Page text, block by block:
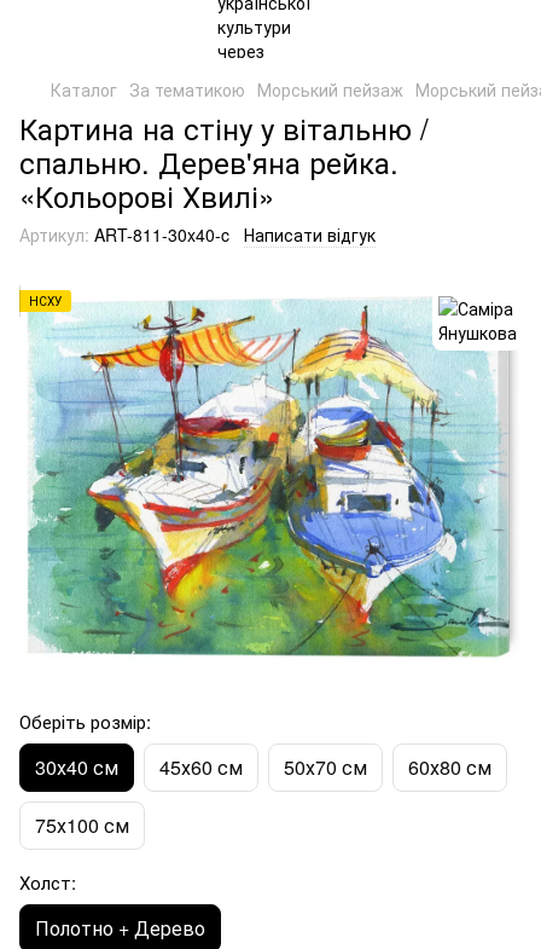
Каталог За тематикою Морський пейзаж Морський
Картина на стіну у вітальню /
спальню. Дерев'яна рейка.
«Кольорові Хвилі»
Артикул: ART-811-30x40-c Написати відгук
НСХУ
Оберіть розмір:
30х40 см 45х60 см 50х70 см 60х80 см
75х100 см
Холст:
Полотно + Дерево